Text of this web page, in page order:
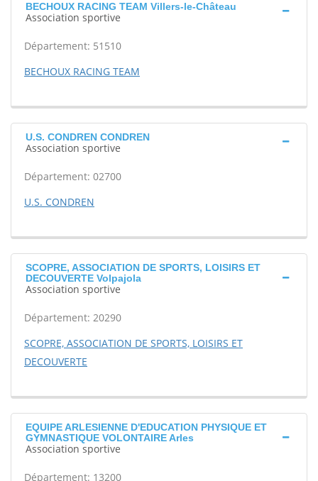
BECHOUX RACING TEAM Villers-le-Château
Association sportive
Département: 51510
BECHOUX RACING TEAM
U.S. CONDREN CONDREN
Association sportive
Département: 02700
U.S. CONDREN
SCOPRE, ASSOCIATION DE SPORTS, LOISIRS ET
DECOUVERTE Volpajola
Association sportive
Département: 20290
SCOPRE, ASSOCIATION DE SPORTS, LOISIRS ET
DECOUVERTE
EQUIPE ARLESIENNE D'EDUCATION PHYSIQUE ET
GYMNASTIQUE VOLONTAIRE Arles
Association sportive
Département: 13200